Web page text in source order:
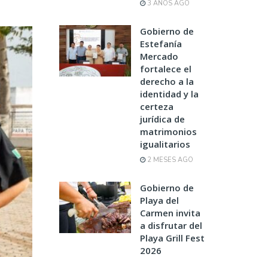
3 AÑOS AGO
Gobierno de
Estefanía
Mercado
fortalece el
derecho a la
identidad y la
certeza
jurídica de
matrimonios
igualitarios
2 MESES AGO
Gobierno de
Playa del
Carmen invita
a disfrutar del
Playa Grill Fest
2026